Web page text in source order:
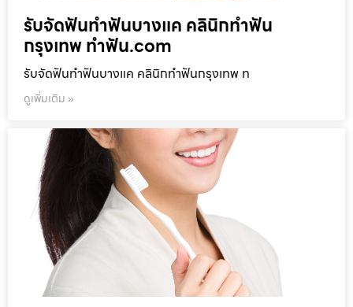
รับจัดฟันทำฟันบางแค คลินิกทำฟัน
กรุงเทพ ทำฟัน.com
รับจัดฟันทำฟันบางแค คลินิกทำฟันกรุงเทพ ท
ดูเพิ่มเติม »